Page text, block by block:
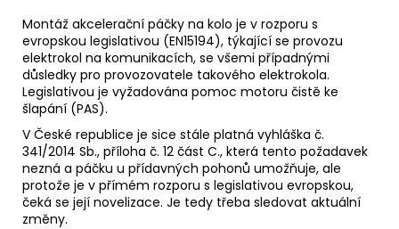
Montáž akcelerační páčky na kolo je v rozporu s
evropskou legislativou (EN15194), týkající se provozu
elektrokol na komunikacích, se všemi případnými
důsledky pro provozovatele takového elektrokola.
Legislativou je vyžadována pomoc motoru čistě ke
šlapání (PAS).
V České republice je sice stále platná vyhláška č.
341/2014 Sb., příloha č. 12 část C., která tento požadavek
nezná a páčku u přídavných pohonů umožňuje, ale
protože je v přímém rozporu s legislativou evropskou,
čeká se její novelizace. Je tedy třeba sledovat aktuální
změny.
j
e
m
e